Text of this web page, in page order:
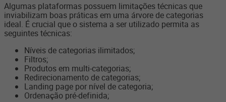
Algumas plataformas possuem limitações técnicas que
inviabilizam boas práticas em uma árvore de categorias
ideal. É crucial que o sistema a ser utilizado permita as
seguintes técnicas:
Níveis de categorias ilimitados;
Filtros;
Produtos em multi-categorias;
Redirecionamento de categorias;
Landing page por nível de categoria;
Ordenação pré-definida;